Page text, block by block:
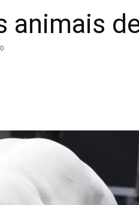
animais
0